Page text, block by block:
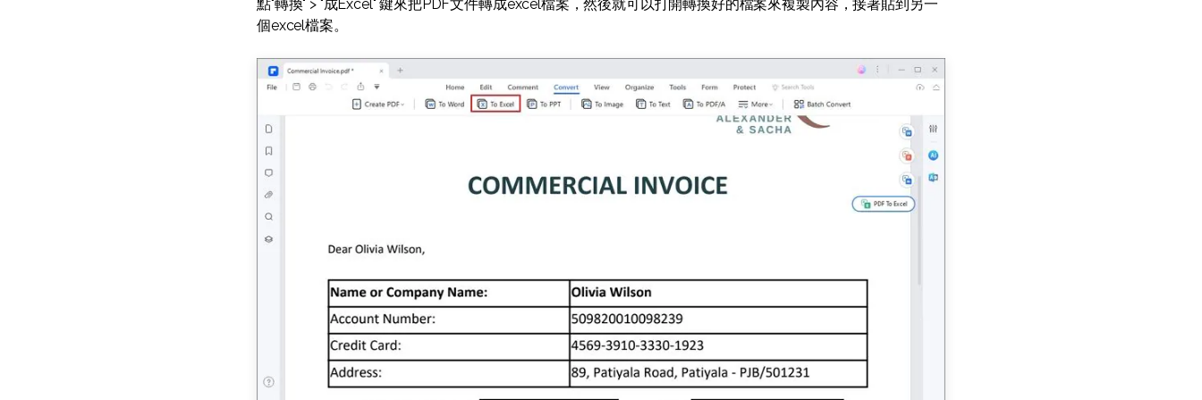
點"轉換" > "成Excel" 鍵來把PDF文件轉成excel檔案，然後就可以打開轉換好的檔案來複製內容，接著貼到另一
個excel檔案。